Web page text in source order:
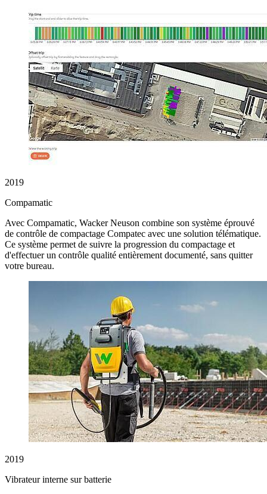
2019
Compamatic
Avec Compamatic, Wacker Neuson combine son système éprouvé
de contrôle de compactage Compatec avec une solution télématique.
Ce système permet de suivre la progression du compactage et
d'effectuer un contrôle qualité entièrement documenté, sans quitter
votre bureau.
2019
Vibrateur interne sur batterie